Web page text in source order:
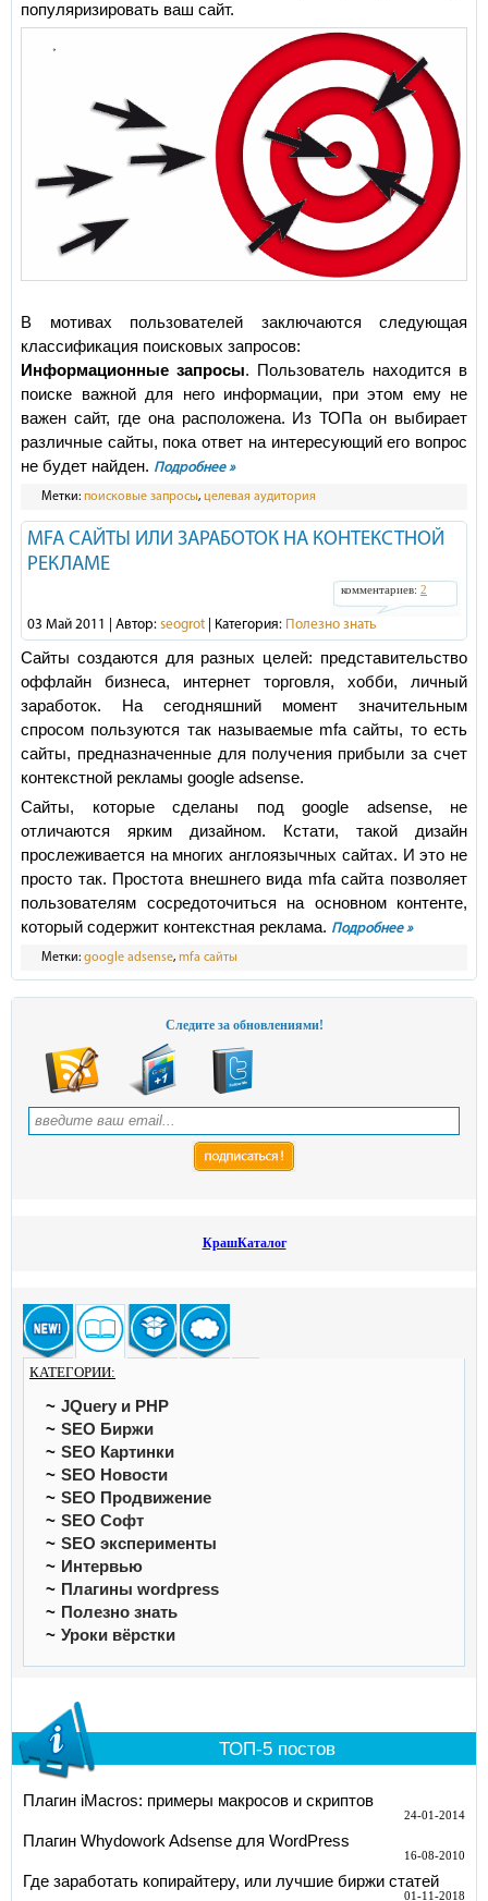
популяризировать ваш сайт.
В мотивах пользователей заключаются следующая
классификация поисковых запросов:
Информационные запросы. Пользователь находится в
поиске важной для него информации, при этом ему не
важен сайт, где она расположена. Из ТОПа он выбирает
различные сайты, пока ответ на интересующий его вопрос
не будет найден. Подробнее »
Метки: поисковые запросы, целевая аудитория
MFA САЙТЫ ИЛИ ЗАРАБОТОК НА КОНТЕКСТНОЙ
РЕКЛАМЕ
комментариев: 2
03 Май 2011 | Автор: seogrot | Категория: Полезно знать
Сайты создаются для разных целей: представительство
оффлайн бизнеса, интернет торговля, хобби, личный
заработок. На сегодняшний момент значительным
спросом пользуются так называемые mfa сайты, то есть
сайты, предназначенные для получения прибыли за счет
контекстной рекламы google adsense.
Сайты, которые сделаны под google adsense, не
отличаются ярким дизайном. Кстати, такой дизайн
прослеживается на многих англоязычных сайтах. И это не
просто так. Простота внешнего вида mfa сайта позволяет
пользователям сосредоточиться на основном контенте,
который содержит контекстная реклама. Подробнее »
Метки: google adsense, mfa сайты
Следите за обновлениями!
КрашКаталог
КАТЕГОРИИ:
JQuery и PHP
SEO Биржи
SEO Картинки
SEO Новости
SEO Продвижение
SEO Софт
SEO эксперименты
Интервью
Плагины wordpress
Полезно знать
Уроки вёрстки
ТОП-5 постов
Плагин iMacros: примеры макросов и скриптов
24-01-2014
Плагин Whydowork Adsense для WordPress
16-08-2010
Где заработать копирайтеру, или лучшие биржи статей
01-11-2018